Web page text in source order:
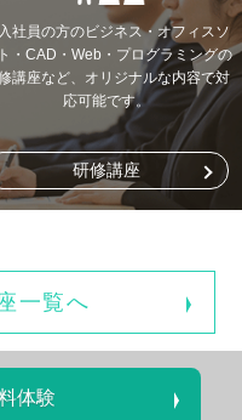
社員の方のビジネス・オフィスソ
・CAD・Web・プログラミングの
講座など、オリジナルな内容で対
応可能です。
研修講座
一覧へ
体験